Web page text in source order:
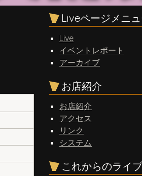
Liveページメニ
Live
イベントレポート
アーカイブ
お店紹介
お店紹介
アクセス
リンク
システム
これからのライブ